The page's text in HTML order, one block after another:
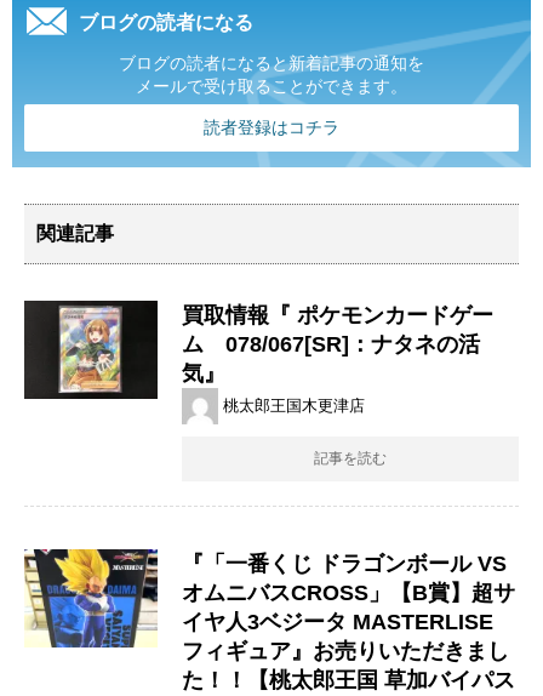
ブログの読者になる
ブログの読者になると新着記事の通知を
メールで受け取ることができます。
読者登録はコチラ
関連記事
買取情報『 ポケモンカードゲー
ム 078/067[SR]：ナタネの活
気』
桃太郎王国木更津店
記事を読む
『​「一番くじ ​ドラゴンボール ​VS
オムニバスCROSS」【B賞】超サ
イヤ人3ベジータ MASTERLISE
フィギュア』お売りいただきまし
た！！【桃太郎王国 草加バイパス